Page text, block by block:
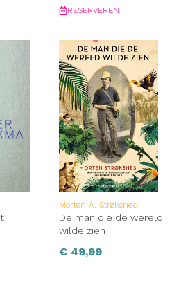
RESERVEREN
Morten A. Strøksnes
De man die de wereld
wilde zien
€49,99